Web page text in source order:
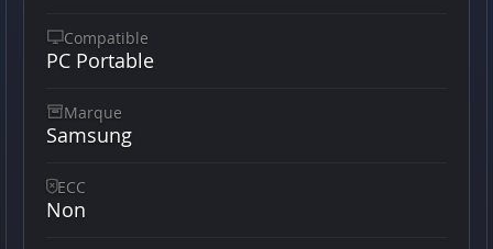
Compatible
PC Portable
Marque
Samsung
ECC
Non